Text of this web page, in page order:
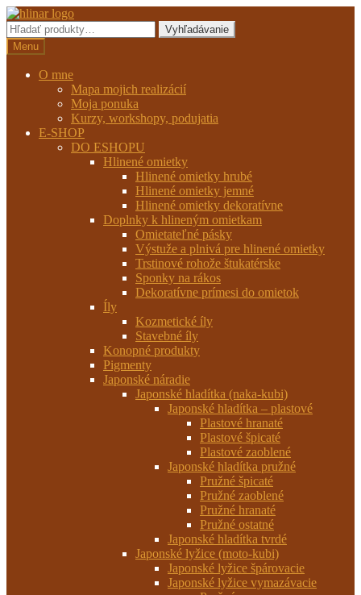
Preskočiť
na
navigáciu
Preskočiť
na
obsah
Hľadať:
Vyhľadávanie
Menu
O mne
Mapa mojich realizácií
Moja ponuka
Kurzy, workshopy, podujatia
E-SHOP
DO ESHOPU
Hlinené omietky
Hlinené omietky hrubé
Hlinené omietky jemné
Hlinené omietky dekoratívne
Doplnky k hlineným omietkam
Omietateľné pásky
Výstuže a plnivá pre hlinené omietky
Trstinové rohože štukatérske
Sponky na rákos
Dekoratívne prímesi do omietok
Íly
Kozmetické íly
Stavebné íly
Konopné produkty
Pigmenty
Japonské náradie
Japonské hladítka (naka-kubi)
Japonské hladítka – plastové
Plastové hranaté
Plastové špicaté
Plastové zaoblené
Japonské hladítka pružné
Pružné špicaté
Pružné zaoblené
Pružné hranaté
Pružné ostatné
Japonské hladítka tvrdé
Japonské lyžice (moto-kubi)
Japonské lyžice špárovacie
Japonské lyžice vymazávacie